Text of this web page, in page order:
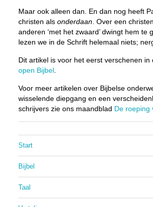
Maar ook alleen dan. En dan nog heeft
christen als onderdaan. Over een
anderen ‘met het zwaard’ dwingt hem te
lezen we in de Schrift helemaal niets;
Dit artikel is voor het eerst verschenen in
open Bijbel.
Voor meer artikelen over Bijbelse
wisselende diepgang en een
schrijvers zie ons maandblad De roeping
Start
Bijbel
Taal